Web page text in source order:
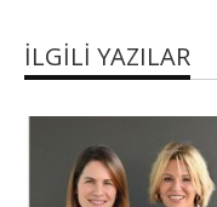
İLGILI YAZILAR